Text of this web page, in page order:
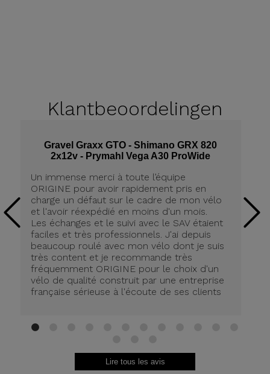
Klantbeoordelingen
Gravel Graxx GTO - Shimano GRX 820
2x12v - Prymahl Vega A30 ProWide
Un immense merci à toute l’équipe
ORIGINE pour avoir rapidement pris en
charge un défaut sur le cadre de mon vélo
et l'avoir réexpédié en moins d'un mois.
Les échanges et le suivi avec le SAV étaient
faciles et très professionnels. J'ai depuis
beaucoup roulé avec mon vélo dont je suis
très content et je recommande très
fréquemment ORIGINE pour le choix d'un
vélo de qualité construit par une entreprise
française sérieuse à l'écoute de ses clients
1
Lire tous les avis